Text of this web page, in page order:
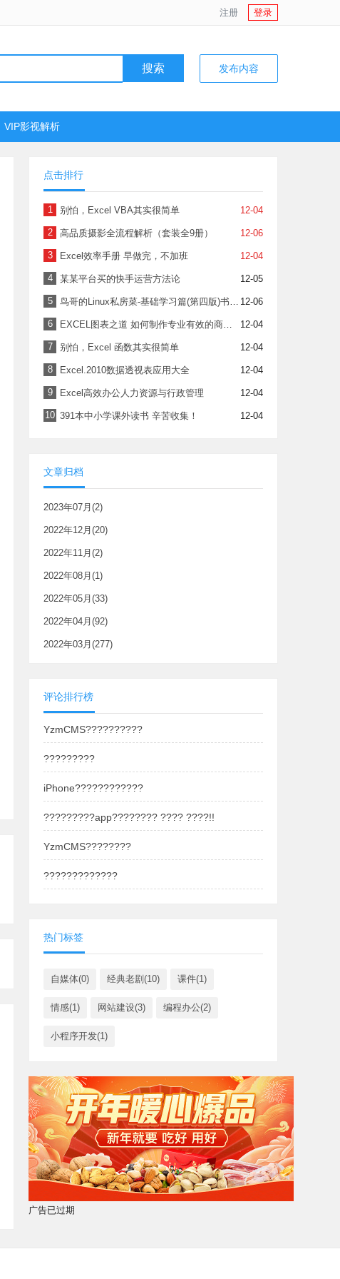
注册 登录
搜索 发布内容
VIP影视解析
点击排行
1 12-04
别怕，Excel VBA其实很简单
2 12-06
高品质摄影全流程解析（套装全9册）
3 12-04
Excel效率手册 早做完，不加班
4 12-05
某某平台买的快手运营方法论
5 12-06
鸟哥的Linux私房菜-基础学习篇(第四版)书签PDF版
6 12-04
EXCEL图表之道 如何制作专业有效的商务图表
7 12-04
别怕，Excel 函数其实很简单
8 12-04
Excel.2010数据透视表应用大全
9 12-04
Excel高效办公人力资源与行政管理
10 12-04
391本中小学课外读书 辛苦收集！
文章归档
2023年07月(2)
2022年12月(20)
2022年11月(2)
2022年08月(1)
2022年05月(33)
2022年04月(92)
2022年03月(277)
评论排行榜
YzmCMS??????????
?????????
iPhone????????????
?????????app???????? ???? ????!!
YzmCMS????????
?????????????
热门标签
自媒体(0) 经典老剧(10) 课件(1)
情感(1) 网站建设(3) 编程办公(2)
小程序开发(1)
广告已过期